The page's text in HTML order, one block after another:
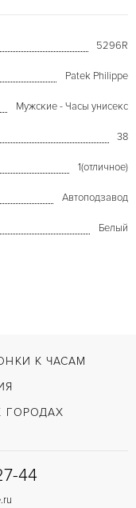
5296R
Patek Philippe
Мужские - Часы унисекс
38
1(отличное)
Автоподзавод
Белый
К ЧАСАМ
ГОРОДАХ
44